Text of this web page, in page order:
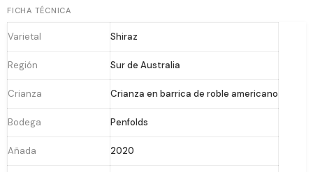
FICHA TÉCNICA
Varietal Shiraz
Región Sur de Australia
Crianza Crianza en barrica de roble americano
Bodega Penfolds
Añada 2020